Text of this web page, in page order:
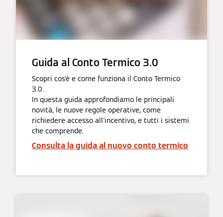
Guida al Conto Termico 3.0
Scopri cos'è e come funziona il Conto Termico
3.0.
In questa guida approfondiamo le principali
novità, le nuove regole operative, come
richiedere accesso all'incentivo, e tutti i sistemi
che comprende.
Consulta la guida al nuovo conto termico